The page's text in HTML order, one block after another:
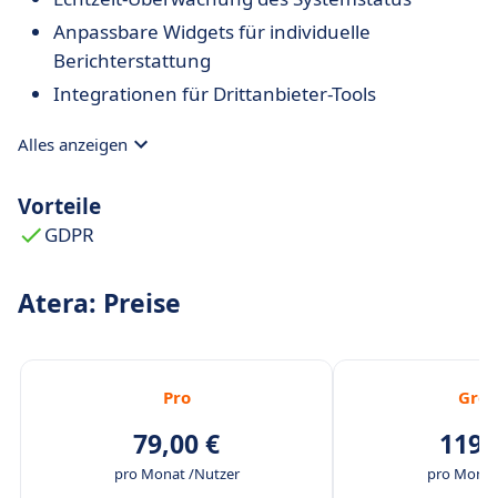
Anpassbare Widgets für individuelle
Berichterstattung
Integrationen für Drittanbieter-Tools
Alles anzeigen
Vorteile
GDPR
Atera: Preise
Pro
79,00 €
pro Monat /Nutzer pro